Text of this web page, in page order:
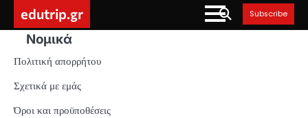
content
edutrip.gr Subscribe
Νομικά
Πολιτική απορρήτου
Σχετικά με εμάς
Όροι και προϋποθέσεις